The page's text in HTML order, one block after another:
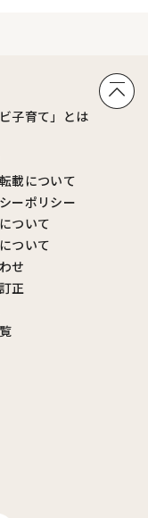
ビ子育て」とは
載について
ーポリシー
ついて
ついて
せ
正